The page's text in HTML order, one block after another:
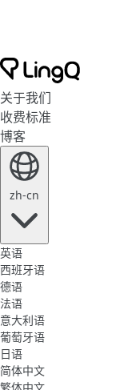
关于我们
收费标准
博客
zh-cn
英语
西班牙语
德语
法语
意大利语
葡萄牙语
日语
简体中文